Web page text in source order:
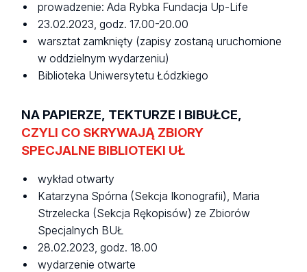
prowadzenie: Ada Rybka Fundacja Up-Life
23.02.2023, godz. 17.00-20.00
warsztat zamknięty (zapisy zostaną uruchomione
w oddzielnym wydarzeniu)
Biblioteka Uniwersytetu Łódzkiego
NA PAPIERZE, TEKTURZE I BIBUŁCE,
CZYLI CO SKRYWAJĄ ZBIORY
SPECJALNE BIBLIOTEKI UŁ
wykład otwarty
Katarzyna Spórna (Sekcja Ikonografii), Maria
Strzelecka (Sekcja Rękopisów) ze Zbiorów
Specjalnych BUŁ
28.02.2023, godz. 18.00
wydarzenie otwarte